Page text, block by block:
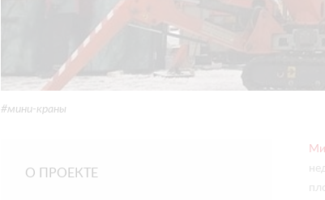
#мини-краны
О ПРОЕКТЕ